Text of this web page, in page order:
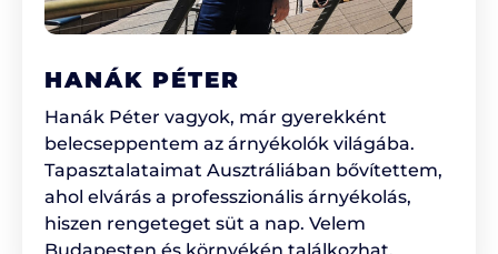
HANÁK PÉTER
Hanák Péter vagyok, már gyerekként
belecseppentem az árnyékolók világába.
Tapasztalataimat Ausztráliában bővítettem,
ahol elvárás a professzionális árnyékolás,
hiszen rengeteget süt a nap. Velem
Budapesten és környékén találkozhat.